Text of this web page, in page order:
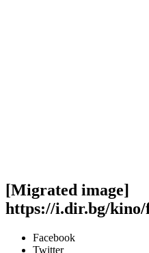
[Migrated image]
https://i.dir.bg/kino/
Facebook
Twitter